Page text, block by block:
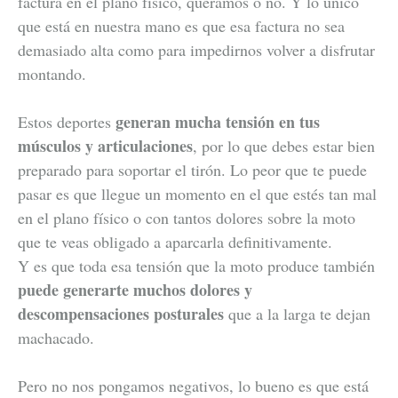
que está en nuestra mano es que esa factura no sea
demasiado alta como para impedirnos volver a disfrutar
montando.
Estos deportes generan mucha tensión en tus
músculos y articulaciones, por lo que debes estar bien
preparado para soportar el tirón. Lo peor que te puede
pasar es que llegue un momento en el que estés tan mal
en el plano físico o con tantos dolores sobre la moto
que te veas obligado a aparcarla definitivamente.
Y es que toda esa tensión que la moto produce también
puede generarte muchos dolores y
descompensaciones posturales que a la larga te dejan
machacado.
Pero no nos pongamos negativos, lo bueno es que está